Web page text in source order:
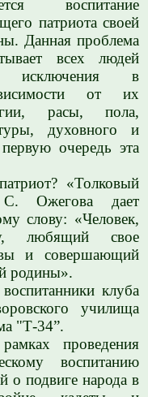
воспитание
патриота своей
Данная проблема
всех людей
исключения в
от их
расы, пола,
духовного и
очередь эта
«Толковый
С. Ожегова дает
слову: «Человек,
любящий свое
и совершающий
родины».
клуба
училища
"Т-34”.
проведения
воспитанию
о подвиге народа в